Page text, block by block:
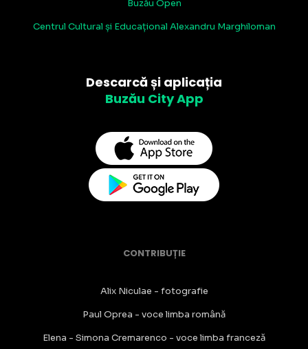
Buzău Open
Centrul Cultural și Educațional Alexandru Marghiloman
Descarcă și aplicația
Buzău City App
CONTRIBUȚIE
Alix Niculae - fotografie
Paul Oprea - voce limba română
Elena - Simona Cremarenco - voce limba franceză